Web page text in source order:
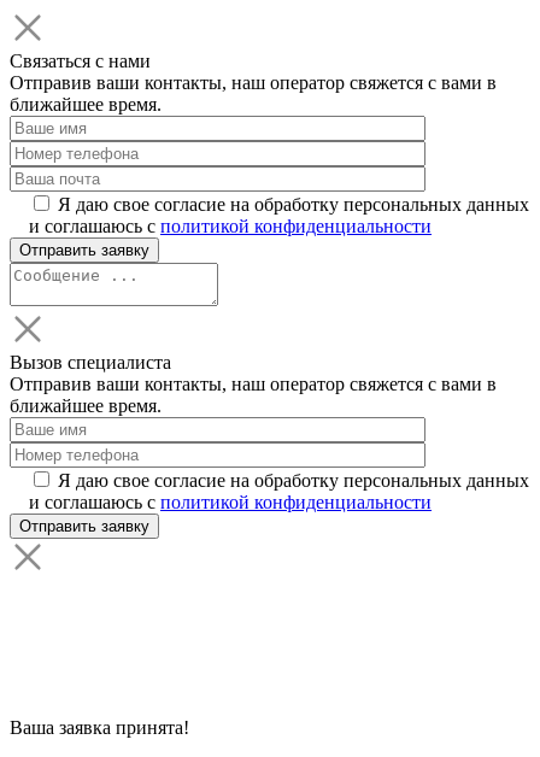
Связаться с нами
Отправив ваши контакты, наш оператор свяжется с вами в
ближайшее время.
Я даю свое согласие на обработку персональных данных
и соглашаюсь с политикой конфиденциальности
Вызов специалиста
Отправив ваши контакты, наш оператор свяжется с вами в
ближайшее время.
Я даю свое согласие на обработку персональных данных
и соглашаюсь с политикой конфиденциальности
Ваша заявка принята!